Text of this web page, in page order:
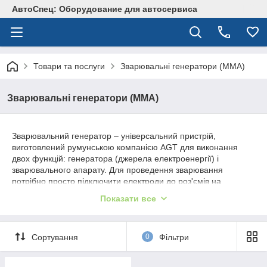
АвтоСпец: Оборудование для автосервиса
Товари та послуги Зварювальні генератори (MMA)
Зварювальні генератори (MMA)
Зварювальний генератор – універсальний пристрій,
виготовлений румунською компанією AGT для виконання
двох функцій: генератора (джерела електроенергії) і
зварювального апарату. Для проведення зварювання
потрібно просто підключити електроди до роз'ємів на
зварювальному струмі він ефективно застосовується для
використовувати, як основне або резервне джерело
живлення при відсутності електрики. В основному
Показати все
Сортування 0 Фільтри